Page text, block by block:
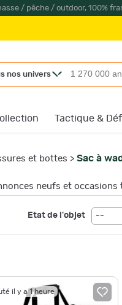
/ pêche / outdoor, 100%
nos univers
Tactique &
et bottes > Sac à
neufs et occasions
Etat de l'objet --
il y a 1 heure